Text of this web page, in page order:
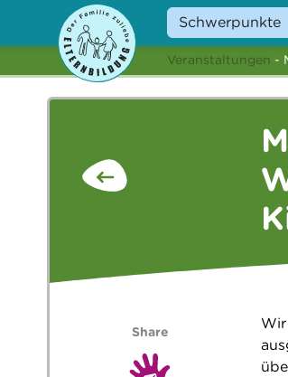
Schwerpunkte
Veranstaltungen -
Share